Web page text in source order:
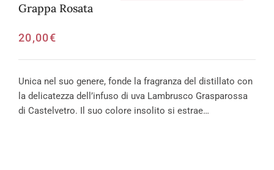
Grappa Rosata
20,00€
Unica nel suo genere, fonde la fragranza del distillato con
la delicatezza dell’infuso di uva Lambrusco Grasparossa
di Castelvetro. Il suo colore insolito si estrae…